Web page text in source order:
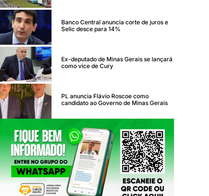
Banco Central anuncia corte de juros e
Selic desce para 14%
Ex-deputado de Minas Gerais se lançará
como vice de Cury
PL anuncia Flávio Roscoe como
candidato ao Governo de Minas Gerais